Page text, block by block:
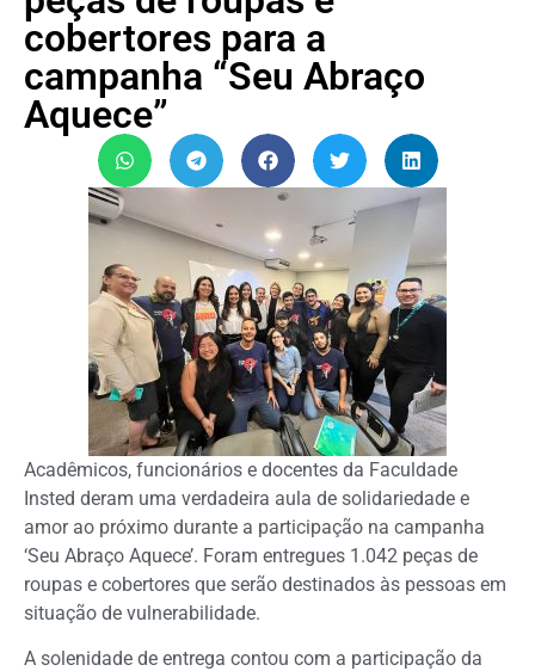
cobertores para a
campanha “Seu Abraço
Aquece”
Acadêmicos, funcionários e docentes da Faculdade
Insted deram uma verdadeira aula de solidariedade e
amor ao próximo durante a participação na campanha
‘Seu Abraço Aquece’. Foram entregues 1.042 peças de
roupas e cobertores que serão destinados às pessoas em
situação de vulnerabilidade.
A solenidade de entrega contou com a participação da